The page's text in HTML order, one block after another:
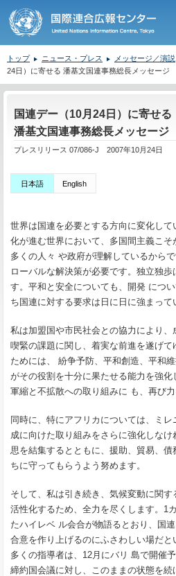
トップ ニュース・プレス メッセージ／演説
24日）に寄せる 潘基文国連事務総長メッセージ
国連デー（10月24日）に寄せる
潘基文国連事務総長メッセージ
プレスリリース 07/086-J 2007年10月24日
日本語 English
世界は国連を必要とする方向に変化し
化が進む世界において、多国間主義こそ
多くの人々 や政府が理解しているから
ローバルな解決策が必要です。独立独
す。平和と安全についても、開発 につ
ち国連に対する要求は日に日に強まって
私は加盟国や市民社会との協力により
喫緊の課題に関し、着実な前進を遂げ
ためには、 紛争予防、平和創造、平和
がその役割を十分に果たせる能力を強化
軍縮と不拡散への取り組みに も、再び
同時に、特にアフリカについては、ミ
成に向けた取り組みをさらに強化しな
思を結集するとともに、援助、貿易、
ちに守ってもらうよう努めます。
そして、私は引き続き、気候変動に関
活性化するため、全力を尽くします。1
たハイレベ ル会合が物語るとおり、国
合意を作り上げるのにふさわしい場だ
多くの指導者は、12月にバリ 島で開催
締約国会議に対し、このままの状態を続